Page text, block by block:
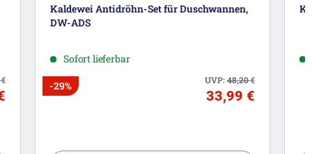
€
Kaldewei Antidröhn-Set für Duschwannen,
DW-ADS
Sofort lieferbar
UVP:48,20€
-29%
33,99 €